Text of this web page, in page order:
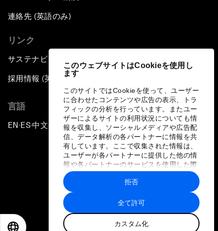
このウェブサイトはCookieを使用し
ます
このサイトではCookieを使って、ユーザー
に合わせたコンテンツや広告の表示、トラ
フィックの分析を行っています。またユー
ザーによるサイトの利用状況についても情
報を収集し、ソーシャルメディアや広告配
信、データ解析の各パートナーに情報を共
有しています。ここで収集された情報は、
ユーザーが各パートナーに提供した他の情
報や各パートナーのサービスを使用した際
に収集された情報と組み合わされ、各パー
トナーによって使用されることがありま
す。
全て許可
カスタム化
拒否
連絡先 (英語のみ)
リンク
サステナビリティへの取り組み
採用情報 (英語のみ)
言語
EN ▪ES▪中文▪ 日本語
プライバシーポリシーと利用規約
サイトマップ
©
世界経済フォーラム